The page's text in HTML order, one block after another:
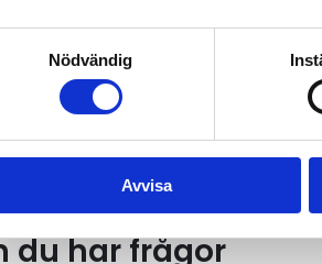
Nödvändig
Avvisa
du har frågor